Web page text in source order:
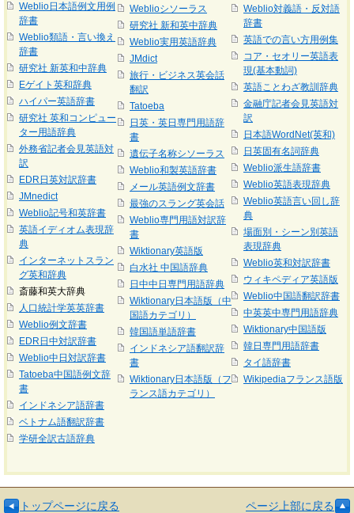
Weblio日本語例文用例
辞書
Weblio類語・言い換え
辞書
研究社 新英和中辞典
Eゲイト英和辞典
ハイパー英語辞書
研究社 英和コンピュー
ター用語辞典
外務省記者会見英語対
訳
EDR日英対訳辞書
JMnedict
Weblio記号和英辞書
英語イディオム表現辞
典
インターネットスラン
グ英和辞典
斎藤和英大辞典
人口統計学英英辞書
Weblio例文辞書
EDR日中対訳辞書
Weblio中日対訳辞書
Tatoeba中国語例文辞
書
インドネシア語辞書
ベトナム語翻訳辞書
学研全訳古語辞典
Weblioシソーラス
研究社 新和英中辞典
Weblio実用英語辞典
JMdict
旅行・ビジネス英会話
翻訳
Tatoeba
日英・英日専門用語辞
書
遺伝子名称シソーラス
Weblio和製英語辞書
メール英語例文辞書
最強のスラング英会話
Weblio専門用語対訳辞
書
Wiktionary英語版
白水社 中国語辞典
日中中日専門用語辞典
Wiktionary日本語版（中
国語カテゴリ）
韓国語単語辞書
インドネシア語翻訳辞
書
Wiktionary日本語版（フ
ランス語カテゴリ）
Weblio対義語・反対語
辞書
英語での言い方用例集
コア・セオリー英語表
現(基本動詞)
英語ことわざ教訓辞典
金融庁記者会見英語対
訳
日本語WordNet(英和)
日英固有名詞辞典
Weblio派生語辞書
Weblio英語表現辞典
Weblio英語言い回し辞
典
場面別・シーン別英語
表現辞典
Weblio英和対訳辞書
ウィキペディア英語版
Weblio中国語翻訳辞書
中英英中専門用語辞典
Wiktionary中国語版
韓日専門用語辞書
タイ語辞書
Wikipediaフランス語版
トップページに戻る ページ上部に戻る